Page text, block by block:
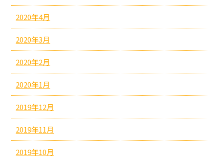
2020年4月
2020年3月
2020年2月
2020年1月
2019年12月
2019年11月
2019年10月